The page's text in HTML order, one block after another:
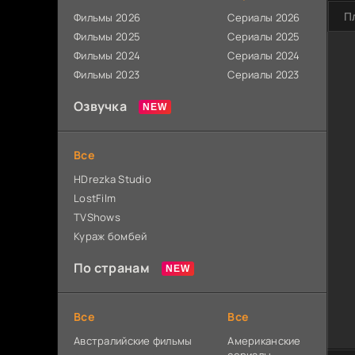
Фильмы 2026
Фильмы 2025
Фильмы 2024
Фильмы 2023
Сериалы 2026
Сериалы 2025
Сериалы 2024
Сериалы 2023
Озвучка
Все
HDrezka Studio
LostFilm
TVShows
Кураж бомбей
По странам
Все
Австралийские фильмы
Все
Американские